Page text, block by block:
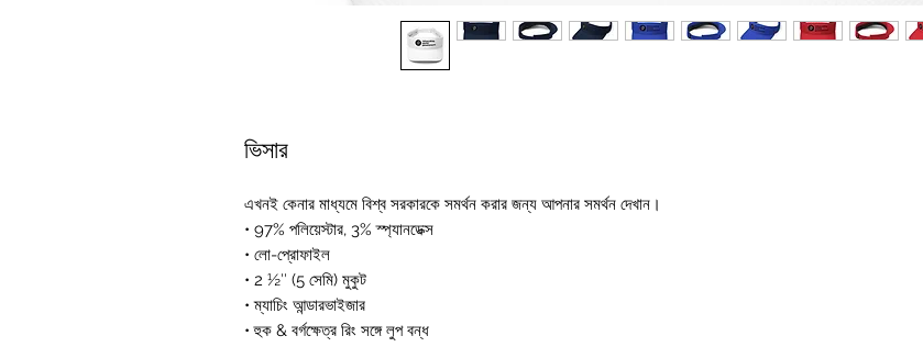
ভিসার
এখনই কেনার মাধ্যমে বিশ্ব সরকারকে সমর্থন করার জন্য আপনার সমর্থন দেখান।
• 97% পলিয়েস্টার, 3% স্প্যানডেক্স
• লো-প্রোফাইল
• 2 ½″ (5 সেমি) মুকুট
• ম্যাচিং আন্ডারভাইজার
• হুক & বর্গক্ষেত্র রিং সঙ্গে লুপ বন্ধ